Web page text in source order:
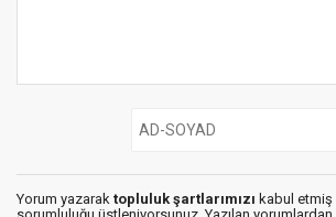
Yorum yazarak topluluk şartlarımızı kabul etmiş